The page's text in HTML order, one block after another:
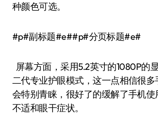
种颜色可选。
#p#副标题#e##p#分页标题#e#
屏幕方面，采用5.2英寸的1080P的
二代专业护眼模式，这一点相信很
会特别青睐，很好了的缓解了手机
不适和眼干症状。